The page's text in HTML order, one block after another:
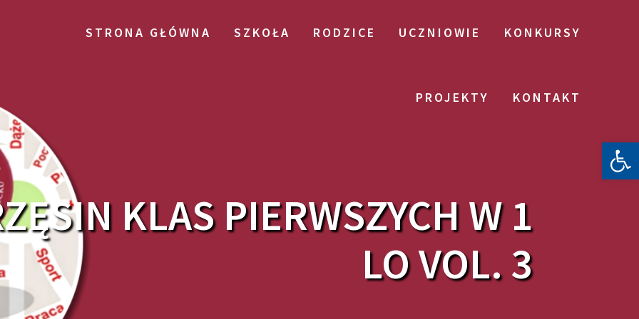
STRONA GŁÓWNA SZKOŁA RODZICE UCZNIOWIE KONKURSY
PROJEKTY KONTAKT
KLAS PIERWSZYCH W 1
LO VOL. 3